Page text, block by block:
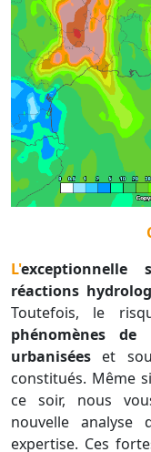
L'exceptionnelle sécheresse devrait limiter les
réactions
Toutefois, le
phénomènes de
urbanisées et
constitués. Même
ce soir, nous
nouvelle analyse
expertise. Ces